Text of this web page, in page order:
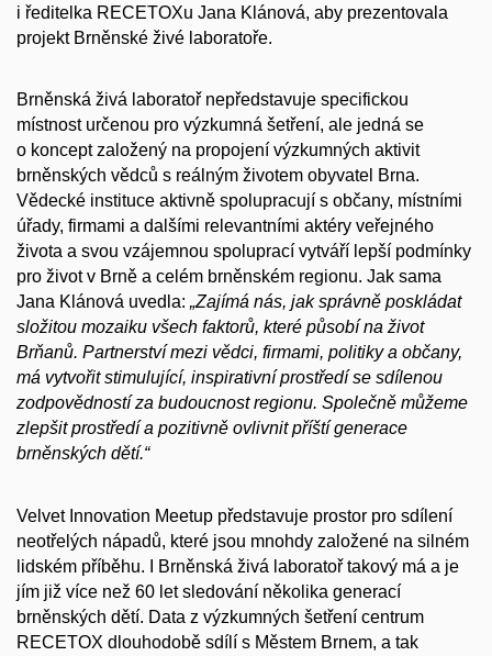
i ředitelka RECETOXu Jana Klánová, aby prezentovala
projekt Brněnské živé laboratoře.
Brněnská živá laboratoř nepředstavuje specifickou
místnost určenou pro výzkumná šetření, ale jedná se
o koncept založený na propojení výzkumných aktivit
brněnských vědců s reálným životem obyvatel Brna.
Vědecké instituce aktivně spolupracují s občany, místními
úřady, firmami a dalšími relevantními aktéry veřejného
života a svou vzájemnou spoluprací vytváří lepší podmínky
pro život v Brně a celém brněnském regionu. Jak sama
Jana Klánová uvedla: „Zajímá nás, jak správně poskládat
složitou mozaiku všech faktorů, které působí na život
Brňanů. Partnerství mezi vědci, firmami, politiky a občany,
má vytvořit stimulující, inspirativní prostředí se sdílenou
zodpovědností za budoucnost regionu. Společně můžeme
zlepšit prostředí a pozitivně ovlivnit příští generace
brněnských dětí.“
Velvet Innovation Meetup představuje prostor pro sdílení
neotřelých nápadů, které jsou mnohdy založené na silném
lidském příběhu. I Brněnská živá laboratoř takový má a je
jím již více než 60 let sledování několika generací
brněnských dětí. Data z výzkumných šetření centrum
RECETOX dlouhodobě sdílí s Městem Brnem, a tak